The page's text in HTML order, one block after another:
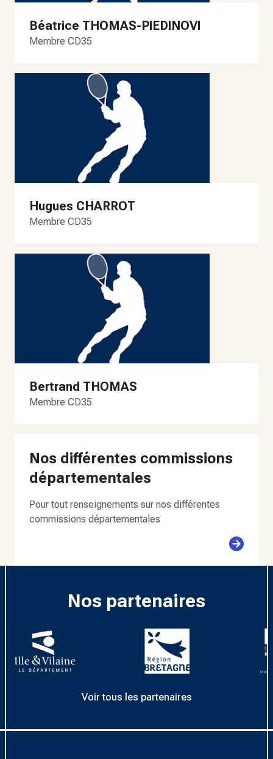
Béatrice THOMAS-PIEDINOVI
Membre CD35
Hugues CHARROT
Membre CD35
Bertrand THOMAS
Membre CD35
Nos différentes commissions
départementales
Pour tout renseignements sur nos différentes
commissions départementales
Nos partenaires
Voir tous les partenaires